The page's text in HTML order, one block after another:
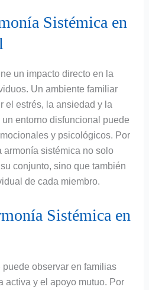
Sistémica en
un impacto directo en la
Un ambiente familiar
el estrés, la ansiedad y la
entorno disfuncional puede
y psicológicos. Por
armonía sistémica no solo
conjunto, sino que también
de cada miembro.
Sistémica en
puede observar en familias
activa y el apoyo mutuo. Por